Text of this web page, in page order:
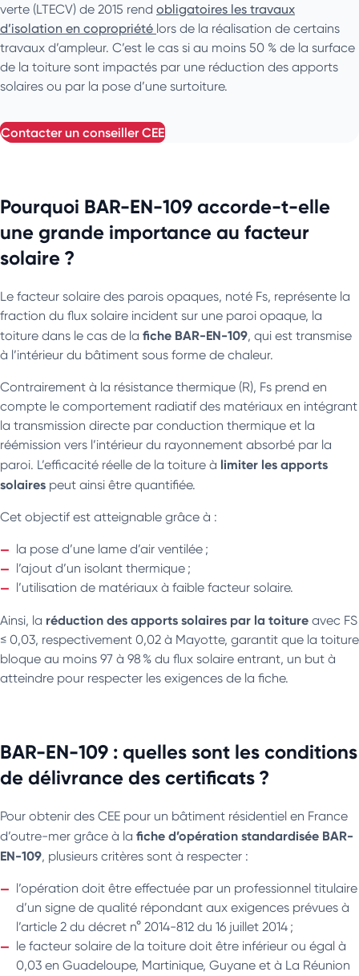
verte (LTECV) de 2015 rend obligatoires les travaux
d’isolation en copropriété lors de la réalisation de certains
travaux d’ampleur. C’est le cas si au moins 50 % de la surface
de la toiture sont impactés par une réduction des apports
solaires ou par la pose d’une surtoiture.
contacter un conseillerCEE
Pourquoi BAR-EN-109 accorde-t-elle
une grande importance au facteur
solaire ?
Le facteur solaire des parois opaques, noté Fs, représente la
fraction du flux solaire incident sur une paroi opaque, la
toiture dans le cas de la fiche BAR-EN-109, qui est transmise
à l’intérieur du bâtiment sous forme de chaleur.
Contrairement à la résistance thermique (R), Fs prend en
compte le comportement radiatif des matériaux en intégrant
la transmission directe par conduction thermique et la
réémission vers l’intérieur du rayonnement absorbé par la
paroi. L’efficacité réelle de la toiture à limiter les apports
solaires peut ainsi être quantifiée.
Cet objectif est atteignable grâce à :
la pose d’une lame d’air ventilée ;
l’ajout d’un isolant thermique ;
l’utilisation de matériaux à faible facteur solaire.
Ainsi, la réduction des apports solaires par la toiture avec FS
≤ 0,03, respectivement 0,02 à Mayotte, garantit que la toiture
bloque au moins 97 à 98 % du flux solaire entrant, un but à
atteindre pour respecter les exigences de la fiche.
BAR-EN-109 : quelles sont les conditions
de délivrance des certificats ?
Pour obtenir des CEE pour un bâtiment résidentiel en France
d’outre-mer grâce à la fiche d’opération standardisée BAR-
EN-109, plusieurs critères sont à respecter :
l’opération doit être effectuée par un professionnel titulaire
d’un signe de qualité répondant aux exigences prévues à
l’article 2 du décret n° 2014-812 du 16 juillet 2014 ;
le facteur solaire de la toiture doit être inférieur ou égal à
0,03 en Guadeloupe, Martinique, Guyane et à La Réunion